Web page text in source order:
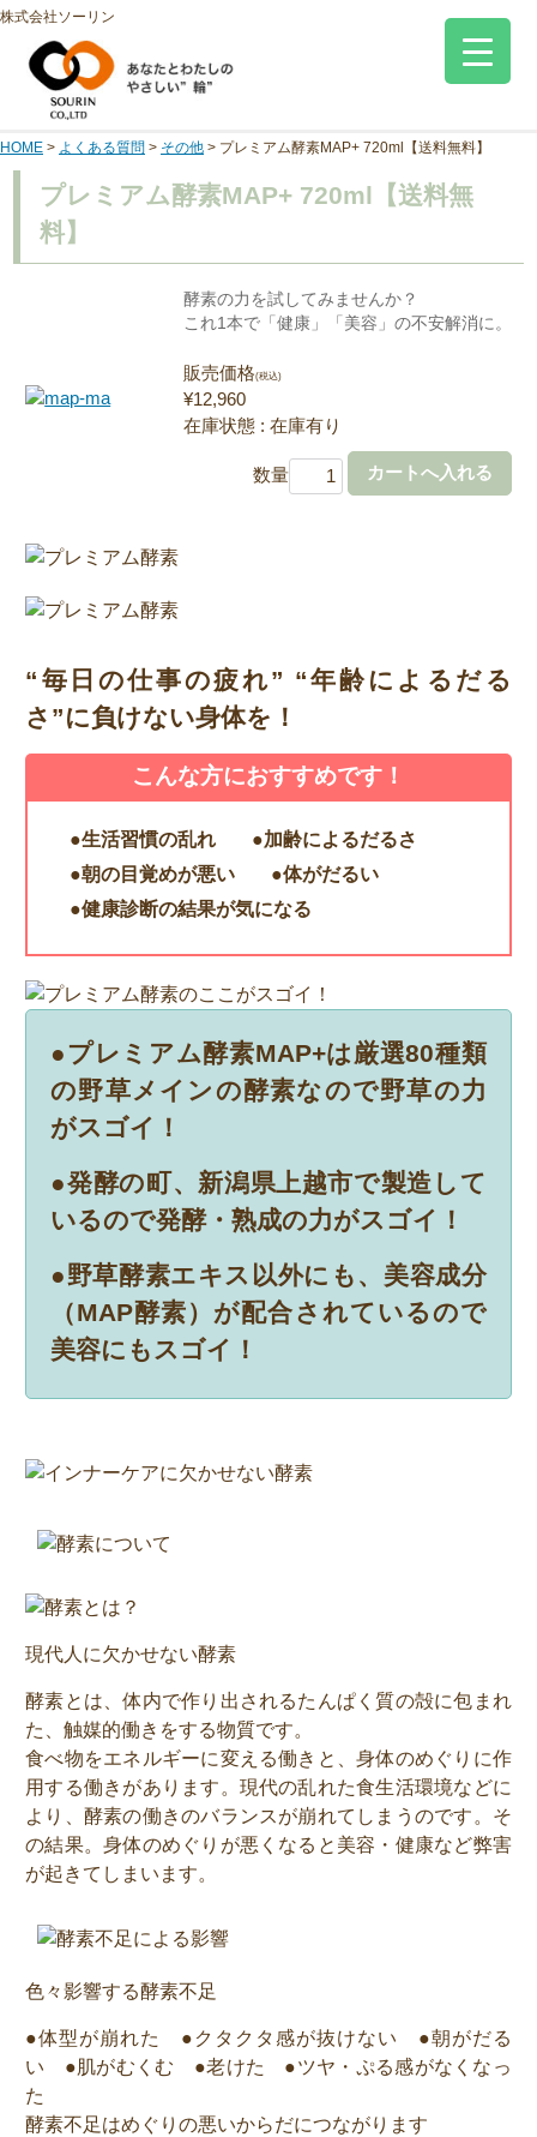
株式会社ソーリン
HOME > よくある質問 > その他 > プレミアム酵素MAP+ 720ml【送料無料】
プレミアム酵素MAP+ 720ml【送料無
料】
酵素の力を試してみませんか？
これ1本で「健康」「美容」の不安解消に。
販売価格(税込)
¥12,960
在庫状態 : 在庫有り
数量
“毎日の仕事の疲れ” “年齢によるだる
さ”に負けない身体を！
こんな方におすすめです！
●生活習慣の乱れ
●加齢によるだるさ
●朝の目覚めが悪い
●体がだるい
●健康診断の結果が気になる
●プレミアム酵素MAP+は厳選80種類
の野草メインの酵素なので野草の力
がスゴイ！
●発酵の町、新潟県上越市で製造して
いるので発酵・熟成の力がスゴイ！
●野草酵素エキス以外にも、美容成分
（MAP酵素）が配合されているので
美容にもスゴイ！
現代人に欠かせない酵素
酵素とは、体内で作り出されるたんぱく質の殻に包まれ
た、触媒的働きをする物質です。
食べ物をエネルギーに変える働きと、身体のめぐりに作
用する働きがあります。現代の乱れた食生活環境などに
より、酵素の働きのバランスが崩れてしまうのです。そ
の結果。身体のめぐりが悪くなると美容・健康など弊害
が起きてしまいます。
色々影響する酵素不足
●体型が崩れた ●クタクタ感が抜けない ●朝がだる
い ●肌がむくむ ●老けた ●ツヤ・ぷる感がなくなっ
た
酵素不足はめぐりの悪いからだにつながります